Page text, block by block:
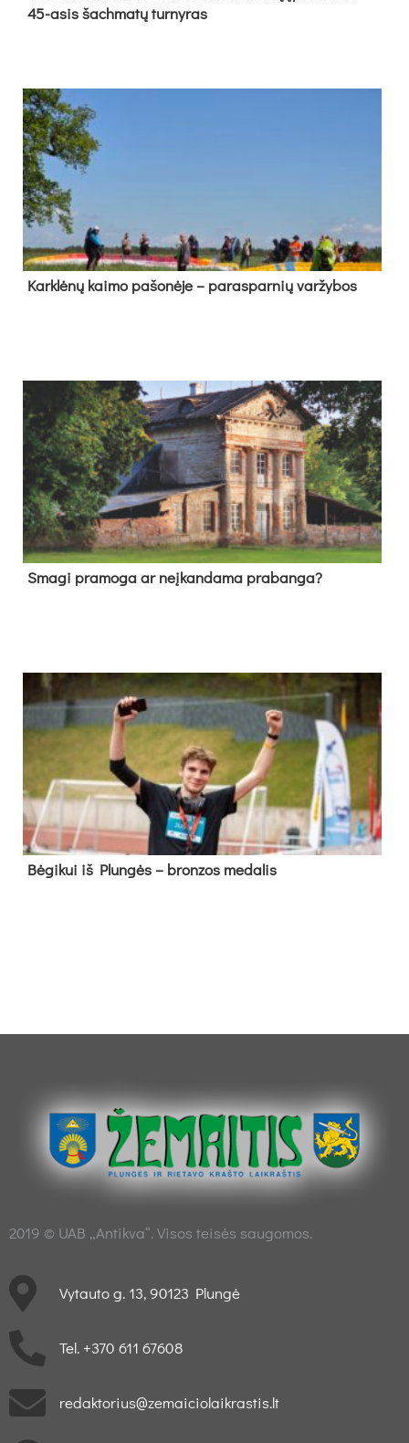
45-asis šach­ma­tų tur­ny­ras
Kark­lė­nų kai­mo pa­šo­nė­je – pa­ras­par­nių var­žy­bos
Sma­gi pra­mo­ga ar neį­kan­da­ma pra­ban­ga?
Bė­gi­kui iš Plun­gės – bron­zos me­da­lis
2019 © UAB „Antikva“. Visos teisės saugomos.
Vytauto g. 13, 90123 Plungė
Tel. +370 611 67608
redaktorius@zemaiciolaikrastis.lt